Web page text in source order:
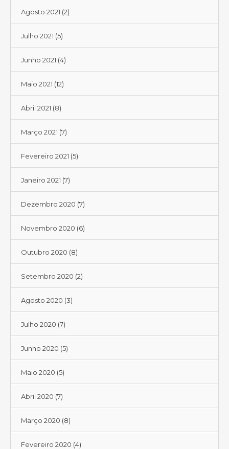
Agosto 2021 (2)
Julho 2021 (5)
Junho 2021 (4)
Maio 2021 (12)
Abril 2021 (8)
Março 2021 (7)
Fevereiro 2021 (5)
Janeiro 2021 (7)
Dezembro 2020 (7)
Novembro 2020 (6)
Outubro 2020 (8)
Setembro 2020 (2)
Agosto 2020 (3)
Julho 2020 (7)
Junho 2020 (5)
Maio 2020 (5)
Abril 2020 (7)
Março 2020 (8)
Fevereiro 2020 (4)